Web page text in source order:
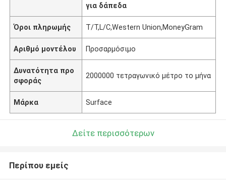
για δάπεδα
Όροι πληρωμής T/T,L/C,Western Union,MoneyGram
Αριθμό μοντέλου Προσαρμόσιμο
Δυνατότητα προ
σφοράς
2000000 τετραγωνικό μέτρο το μήνα
Μάρκα Surface
Δείτε περισσότερων
Περίπου εμείς